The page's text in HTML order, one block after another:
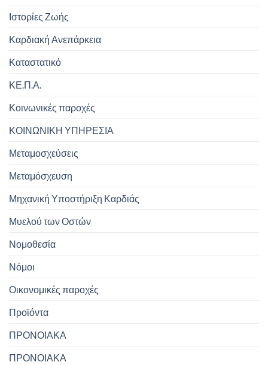
Ιστορίες Ζωής
Καρδιακή Ανεπάρκεια
Καταστατικό
ΚΕ.Π.Α.
Κοινωνικές παροχές
ΚΟΙΝΩΝΙΚΗ ΥΠΗΡΕΣΙΑ
Μεταμοσχεύσεις
Μεταμόσχευση
Μηχανική Υποστήριξη Καρδιάς
Μυελού των Οστών
Νομοθεσία
Νόμοι
Οικονομικές παροχές
Προϊόντα
ΠΡΟΝΟΙΑΚΑ
ΠΡΟΝΟΙΑΚΑ